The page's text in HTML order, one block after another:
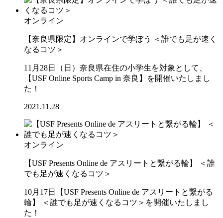
オンライン
【奈良県限定】オンラインで学ぼう ＜誰でも足が速く
なるコツ＞
11月28日（日）奈良県在住の小学生を対象として、
【USF Online Sports Camp in 奈良】を開催いたしまし
た！
2021.11.28
オンライン
【USF Presents Online de アスリートと繋がる輪】 ＜誰
でも足が速くなるコツ＞
10月17日【USF Presents Online de アスリートと繋がる
輪】 ＜誰でも足が速くなるコツ＞を開催いたしまし
た！